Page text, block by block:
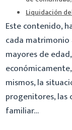
Liquidación
Este contenido,
cada
mayores de
mismos, la
progenitores, las
familiar…